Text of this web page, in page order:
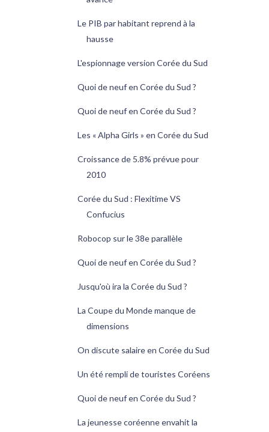
Le PIB par habitant reprend à la
hausse
L'espionnage version Corée du Sud
Quoi de neuf en Corée du Sud ?
Quoi de neuf en Corée du Sud ?
Les « Alpha Girls » en Corée du Sud
Croissance de 5.8% prévue pour
2010
Corée du Sud : Flexitime VS
Confucius
Robocop sur le 38e parallèle
Quoi de neuf en Corée du Sud ?
Jusqu'où ira la Corée du Sud ?
La Coupe du Monde manque de
dimensions
On discute salaire en Corée du Sud
Un été rempli de touristes Coréens
Quoi de neuf en Corée du Sud ?
La jeunesse coréenne envahit la